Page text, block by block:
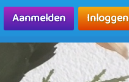
Aanmelden Inloggen